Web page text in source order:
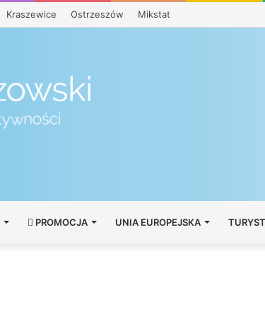
Kraszewice Ostrzeszów Mikstat
PROMOCJA UNIA EUROPEJSKA